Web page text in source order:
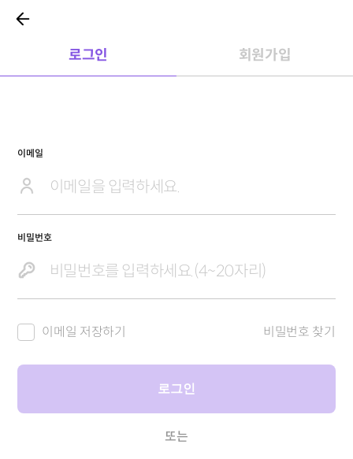
로그인 회원가입
이메일
비밀번호
이메일 저장하기 비밀번호 찾기
로그인
또는